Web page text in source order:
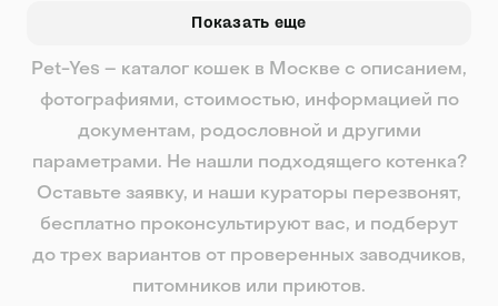
Показать еще
Pet-Yes – каталог кошек в Москве с описанием,
фотографиями, стоимостью, информацией по
документам, родословной и другими
параметрами. Не нашли подходящего котенка?
Оставьте заявку, и наши кураторы перезвонят,
бесплатно проконсультируют вас, и подберут
до трех вариантов от проверенных заводчиков,
питомников или приютов.